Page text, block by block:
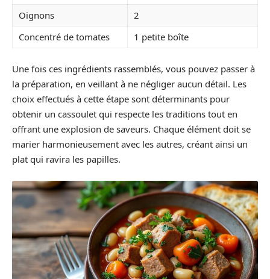
Oignons
2
Concentré de tomates
1 petite boîte
Une fois ces ingrédients rassemblés, vous pouvez passer à
la préparation, en veillant à ne négliger aucun détail. Les
choix effectués à cette étape sont déterminants pour
obtenir un cassoulet qui respecte les traditions tout en
offrant une explosion de saveurs. Chaque élément doit se
marier harmonieusement avec les autres, créant ainsi un
plat qui ravira les papilles.